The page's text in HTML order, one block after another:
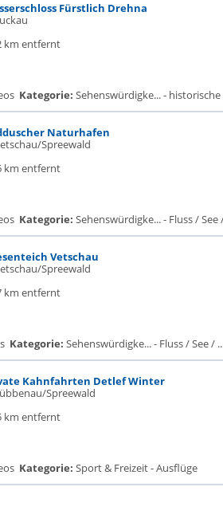
Fürstlich Drehna
km entfernt
Kategorie: Sehenswürdigke... - historische
Naturhafen
Spreewald
km entfernt
Kategorie: Sehenswürdigke... - Fluss / See
Vetschau
Spreewald
km entfernt
Kategorie: Sehenswürdigke... - Fluss / See /
Kahnfahrten Detlef Winter
Spreewald
km entfernt
Kategorie: Sport & Freizeit - Ausflüge